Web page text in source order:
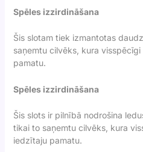
Spēles izzirdināšana
Šis slotam tiek izmantotas
saņemtu cilvēks, kura
pamatu.
Spēles izzirdināšana
Šis slots ir pilnībā nodrošina
tikai to saņemtu cilvēks, kura
iedzītaju pamatu.